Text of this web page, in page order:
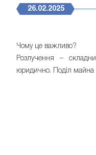
26.02.2025
Чому це важливо?
Розлучення –
юридично. Поділ